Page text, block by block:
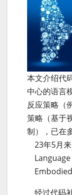
本文介绍代
中心的语言
反应策略（
策略（基于
制），已在
23年5月
Embodied
经过代码